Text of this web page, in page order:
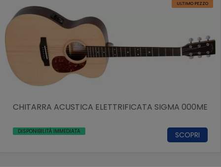
ULTIMO PEZZO
CHITARRA ACUSTICA ELETTRIFICATA SIGMA 000ME
DISPONIBILITÀ IMMEDIATA SCOPRI